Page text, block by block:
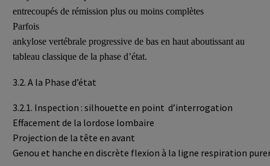
entrecoupés de rémission plus ou moins complètes
Parfois
ankylose vertébrale progressive de bas en haut aboutissant au
tableau classique de la phase d’état.
3.2. A la Phase d’état
3.2.1. Inspection : silhouette en point d’interrogation
Effacement de la lordose lombaire
Projection de la tête en avant
Genou et hanche en discrète flexion à la ligne respiration